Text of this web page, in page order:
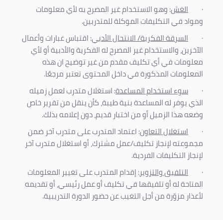
· الغش: وهو الاستخدام غير المصرح به لأي معلومات
ومواد في التكليفاتالموكلة للمتدربين.
· السرقة الفكرية/ الانتحال الأدبي: اقتباس عبارات وأعمال
الآخرين، والاستخدام غير المصرح له الفكرية والأدبية أو لأي
معلومات في أي تكليف مقدم من غير توضيح ان هذه
المعلومات المذكورة في داخل المحتوى تعتبر مرجعًا.
· سوء استخدام المساعدة: استغلال متدرب لعمل زميله
الذي يوفر له المساعدة بنية طيبة، كأن ينقل من تقرير خاص
وضعه هذا الزميل أو من اختبار قديم، دون إعلامه بذلك.
· استغلال التعاون: اعتماد المتدرب على متدرب آخر ضمن
مجموعته لإنجاز تكليف/عمل مشترك، أو استغلال متدرب آخر
لإنجاز التكليفات الفردية.
· التلفيق والتزوير: إقدام المتدرب على تغيير المعلومات
المتاحة له أو تلفيقها في تكليف أو عمل رئيسي، أو تقديمه
لأعذار مزوّرة من أجل التغيب عن حضور الدورة التدريبية.